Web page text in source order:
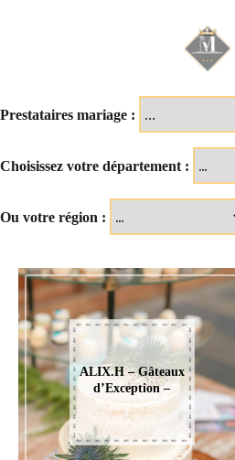
Prestataires mariage :
Choisissez votre département :
Ou votre région :
ALIX.H – Gâteaux
d’Exception –